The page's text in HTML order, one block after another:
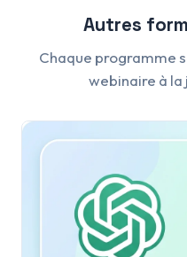
Autres
Chaque programme
webinaire à